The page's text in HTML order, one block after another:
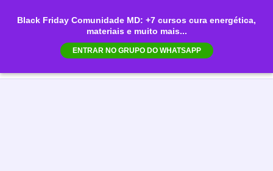
Black Friday Comunidade MD: +7 cursos cura energética,
materiais e muito mais...
ENTRAR NO GRUPO DO WHATSAPP
para